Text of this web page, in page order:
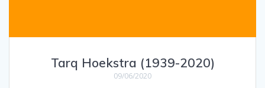
Tarq Hoekstra (1939-2020)
09/06/2020